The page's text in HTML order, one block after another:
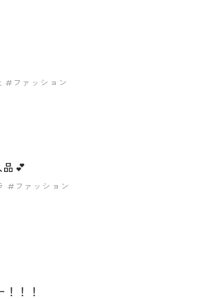
#ファッション
品💕
#ファッション
！！